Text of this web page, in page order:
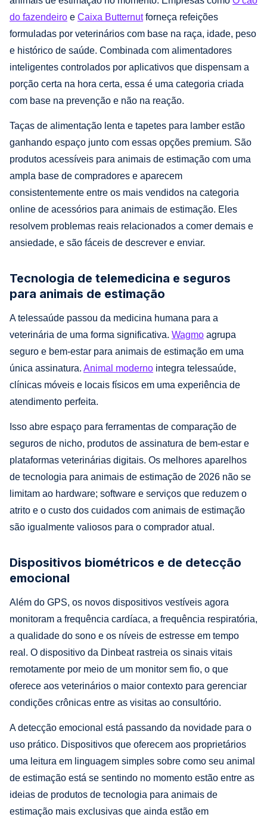
do fazendeiro e Caixa Butternutforneça refeições
formuladas por veterinários com base na raça, idade, peso
e histórico de saúde. Combinada com alimentadores
inteligentes controlados por aplicativos que dispensam a
porção certa na hora certa, essa é uma categoria criada
com base na prevenção e não na reação.
Taças de alimentação lenta e tapetes para lamber estão
ganhando espaço junto com essas opções premium. São
produtos acessíveis para animais de estimação com uma
ampla base de compradores e aparecem
consistentemente entre os mais vendidos na categoria
online de acessórios para animais de estimação. Eles
resolvem problemas reais relacionados a comer demais e
ansiedade, e são fáceis de descrever e enviar.
Tecnologia de telemedicina e seguros
para animais de estimação
A telessaúde passou da medicina humana para a
veterinária de uma forma significativa. Wagmo agrupa
seguro e bem-estar para animais de estimação em uma
única assinatura. Animal moderno integra telessaúde,
clínicas móveis e locais físicos em uma experiência de
atendimento perfeita.
Isso abre espaço para ferramentas de comparação de
seguros de nicho, produtos de assinatura de bem-estar e
plataformas veterinárias digitais. Os melhores aparelhos
de tecnologia para animais de estimação de 2026 não se
limitam ao hardware; software e serviços que reduzem o
atrito e o custo dos cuidados com animais de estimação
são igualmente valiosos para o comprador atual.
Dispositivos biométricos e de detecção
emocional
Além do GPS, os novos dispositivos vestíveis agora
monitoram a frequência cardíaca, a frequência respiratória,
a qualidade do sono e os níveis de estresse em tempo
real. O dispositivo da Dinbeat rastreia os sinais vitais
remotamente por meio de um monitor sem fio, o que
oferece aos veterinários o maior contexto para gerenciar
condições crônicas entre as visitas ao consultório.
A detecção emocional está passando da novidade para o
uso prático. Dispositivos que oferecem aos proprietários
uma leitura em linguagem simples sobre como seu animal
de estimação está se sentindo no momento estão entre as
ideias de produtos de tecnologia para animais de
estimação mais exclusivas que ainda estão em